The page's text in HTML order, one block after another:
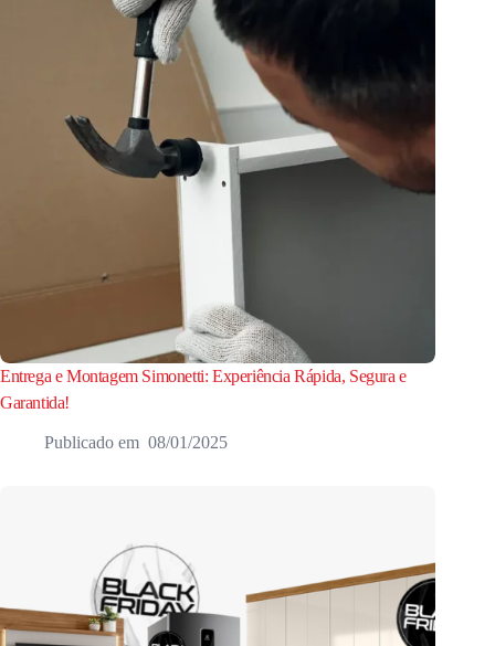
Entrega e Montagem Simonetti: Experiência Rápida, Segura e
Garantida!
08/01/2025